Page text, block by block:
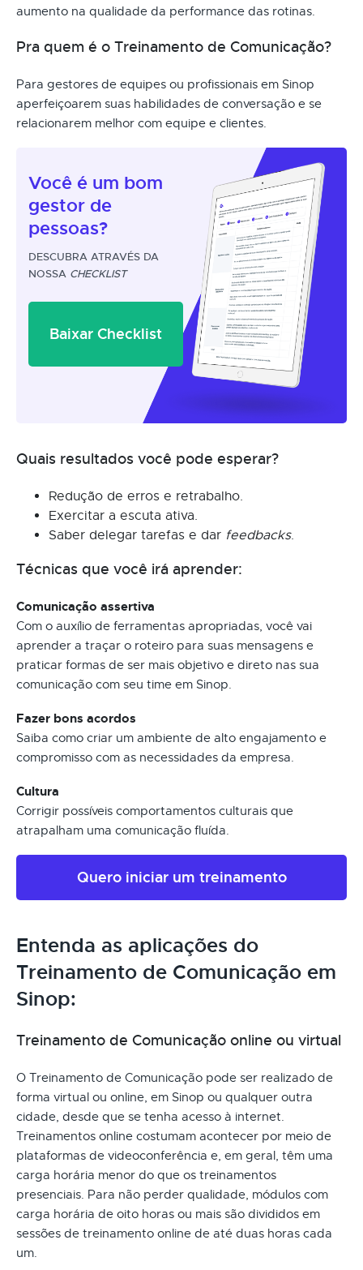
aumento na qualidade da performance das rotinas.
Pra quem é o Treinamento de Comunicação?
Para gestores de equipes ou profissionais em Sinop
aperfeiçoarem suas habilidades de conversação e se
relacionarem melhor com equipe e clientes.
Você é um bom
gestor de
pessoas?
DESCUBRA ATRAVÉS DA
NOSSA CHECKLIST
Baixar Checklist
Quais resultados você pode esperar?
Redução de erros e retrabalho.
Exercitar a escuta ativa.
Saber delegar tarefas e dar feedbacks.
Técnicas que você irá aprender:
Comunicação assertiva
Com o auxílio de ferramentas apropriadas, você vai
aprender a traçar o roteiro para suas mensagens e
praticar formas de ser mais objetivo e direto nas sua
comunicação com seu time em Sinop.
Fazer bons acordos
Saiba como criar um ambiente de alto engajamento e
compromisso com as necessidades da empresa.
Cultura
Corrigir possíveis comportamentos culturais que
atrapalham uma comunicação fluída.
Quero iniciar um treinamento
Entenda as aplicações do
Treinamento de Comunicação em
Sinop:
Treinamento de Comunicação online ou virtual
O Treinamento de Comunicação pode ser realizado de
forma virtual ou online, em Sinop ou qualquer outra
cidade, desde que se tenha acesso à internet.
Treinamentos online costumam acontecer por meio de
plataformas de videoconferência e, em geral, têm uma
carga horária menor do que os treinamentos
presenciais. Para não perder qualidade, módulos com
carga horária de oito horas ou mais são divididos em
sessões de treinamento online de até duas horas cada
um.